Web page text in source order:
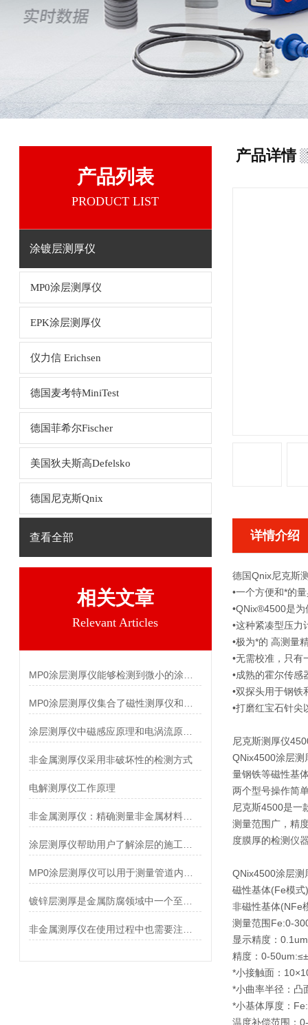
产品列表
PRODUCT LIST
涂镀层测厚仪
MP0涂层测厚仪
EPK涂层测厚仪
仪力信 Erichsen
德国麦考特MiniTest
德国菲希尔Fischer
美国狄夫斯高Defelsko
德国尼克斯Qnix
查看全部
相关文章
Relevant Articles
非金属测厚仪采用非破坏性的检测方式
电解测厚仪工作原理
产品详情
详情介绍
德国Qnix尼克斯
•一个方便和*的
•QNix®4500是
•这种紧凑型压
•极为*的 高测量
•无需校准，只有
•成熟的霍尔传感
•双探头用于钢铁
•打磨红宝石针尖
尼克斯测厚仪
QNix4500涂层测
量钢铁等磁性基
两个型号操作简
尼克斯4500是一
测量范围广，精
度膜厚的检测仪
QNix4500涂层
磁性基体(Fe模
非磁性基体(NFe
测量范围Fe:0-
显示精度：0.1um
精度：0-
*小接触面：
*小曲率半径：
*小基体厚度：
温度补偿范